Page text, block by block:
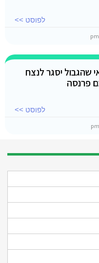
לפוסט >>
שהגבול יסגר לנצח
פרנסה
לפוסט >>